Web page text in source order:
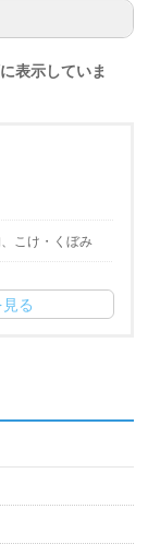
表示していま
こけ・くぼみ
る